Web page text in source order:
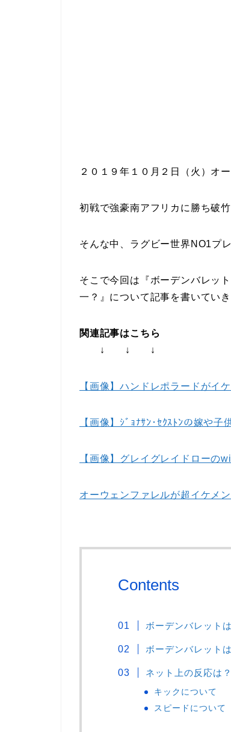
２０１９年１０月２日（火）オ
初戦で強豪南アフリカに勝ち破
そんな中、ラグビー世界NO1プ
そこで今回は『ボーデンバレッ
一？』について記事を書いてい
関連記事はこちら
↓ ↓ ↓
【画像】ハンドレポラードがイ
【画像】ｼﾞｮﾅｻﾝ･ｾｸｽﾄﾝの嫁や子
【画像】グレイグレイドローの
オーウェンファレルが超イケメ
Contents
ボーデンバレット
ボーデンバレット
ネット上の反応は？
キックについて
スピードについて